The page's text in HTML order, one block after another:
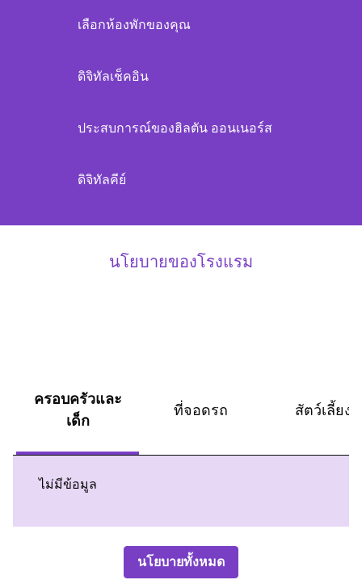
เลือกห้องพักของคุณ
ดิจิทัลเช็คอิน
ประสบการณ์ของฮิลตัน ออนเนอร์ส
ดิจิทัลคีย์
นโยบายของโรงแรม
ครอบครัวและ
เด็ก
ที่จอดรถ สัตว์เลี้ยง
ไม่มีข้อมูล
นโยบายทั้งหมด